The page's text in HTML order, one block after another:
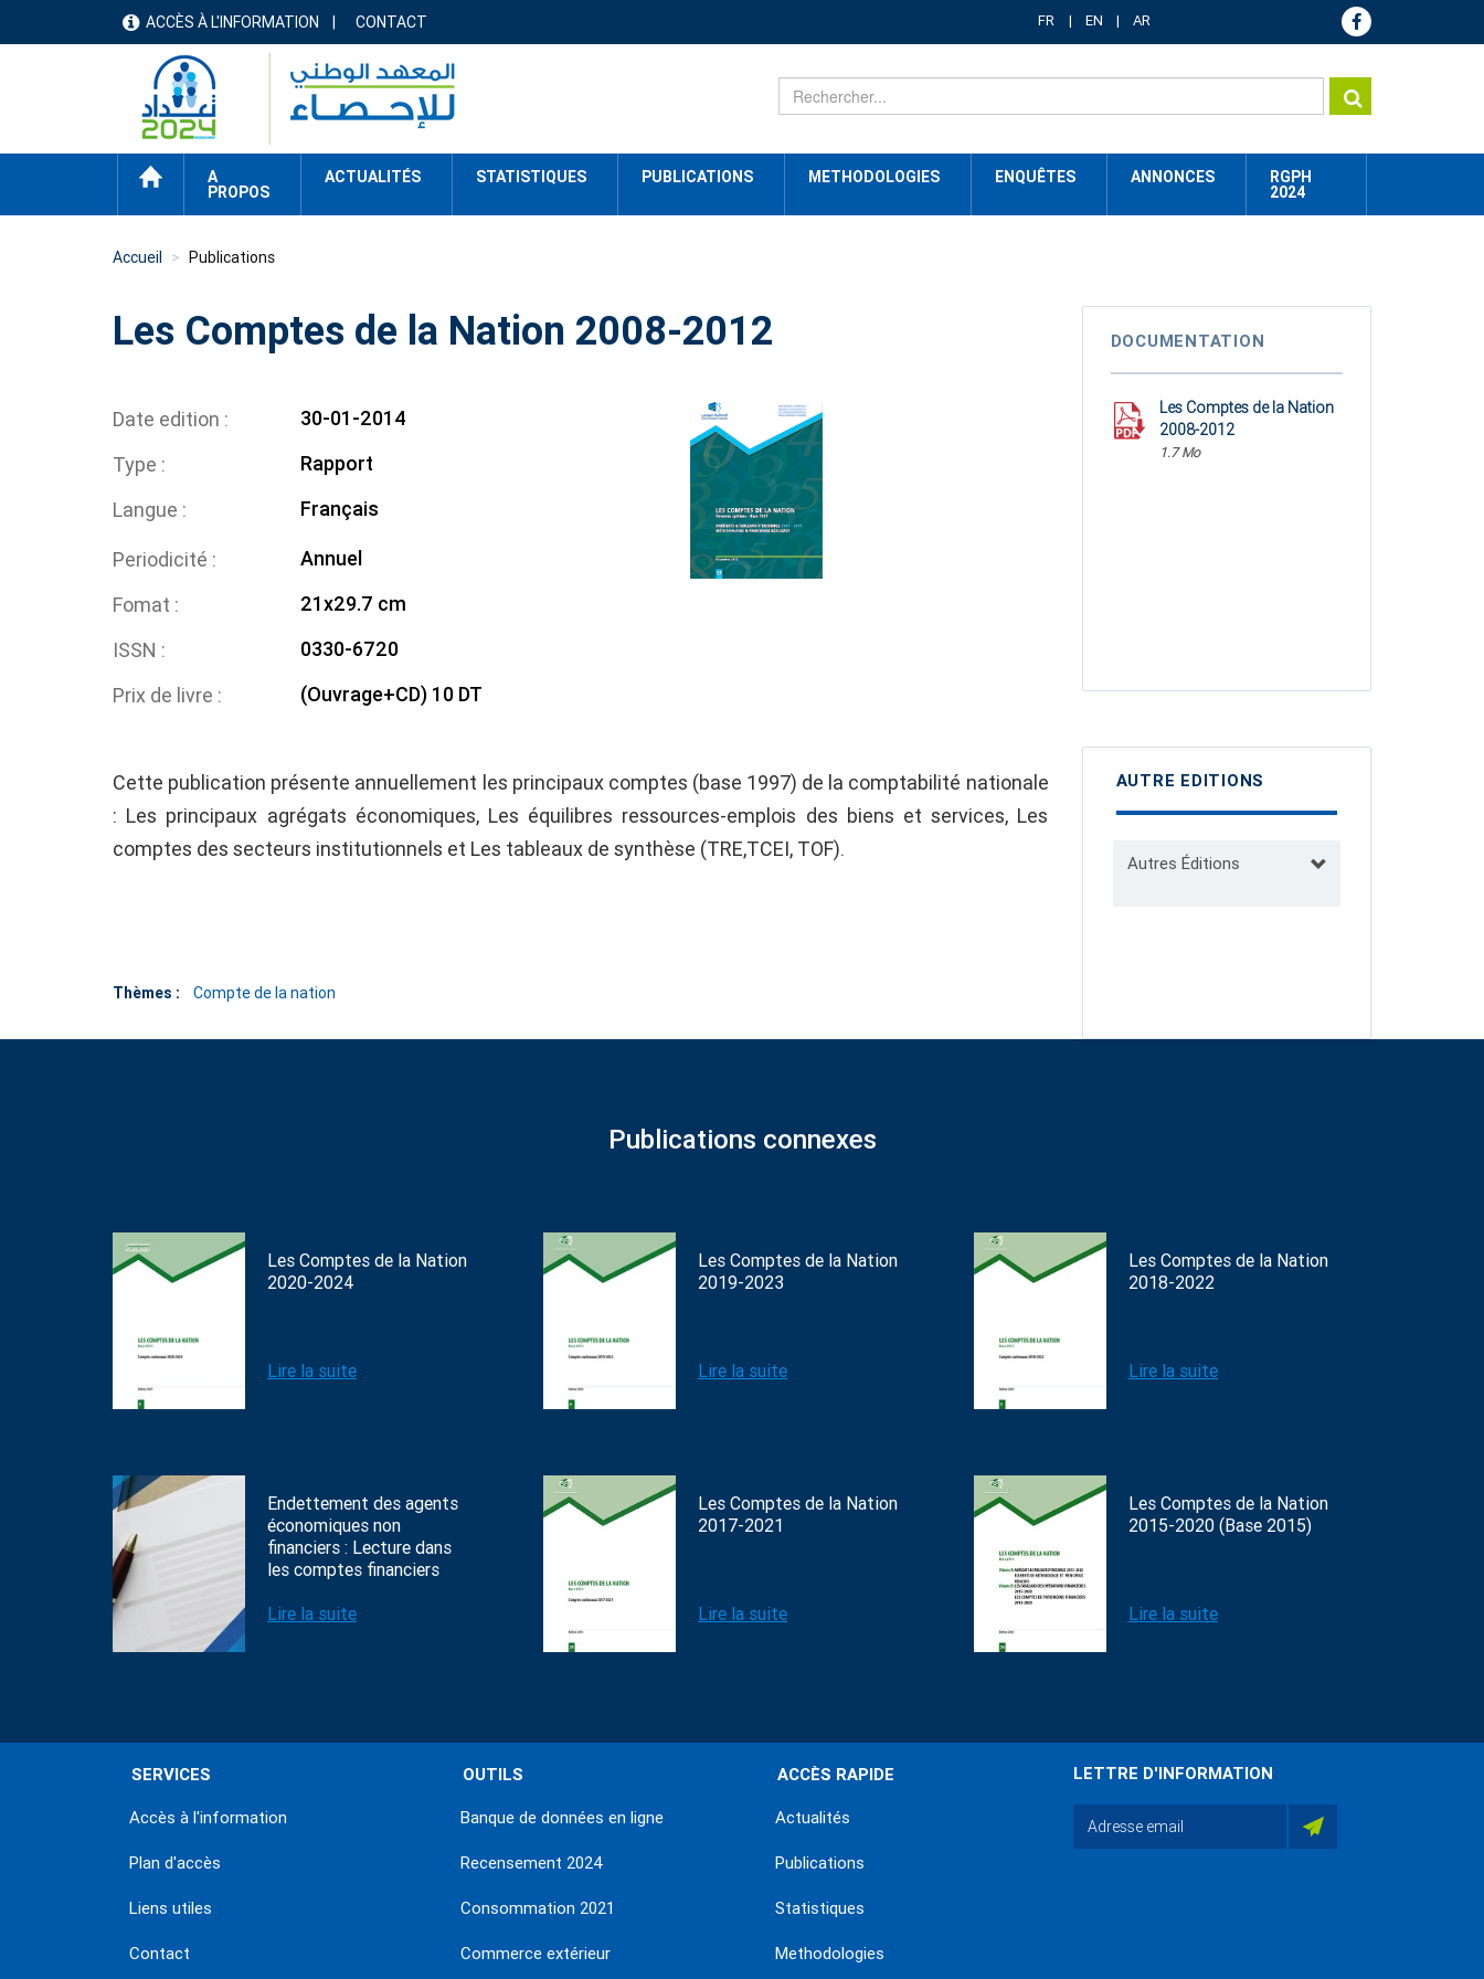
menu
header
ACCÈS À L'INFORMATION CONTACT FR EN AR
ACCUEIL
A
PROPOS
ACTUALITÉS STATISTIQUES PUBLICATIONS METHODOLOGIES ENQUÊTES ANNONCES
RGPH
2024
Accueil Publications
Les Comptes de la Nation 2008-2012
Date edition
30-01-2014
Type
Rapport
Langue
Français
Periodicité
Annuel
Fomat
21x29.7 cm
ISSN
0330-6720
Prix de livre
(Ouvrage+CD) 10 DT
Cette publication présente annuellement les principaux comptes (base 1997) de la comptabilité nationale
: Les principaux agrégats économiques, Les équilibres ressources-emplois des biens et services, Les
comptes des secteurs institutionnels et Les tableaux de synthèse (TRE,TCEI, TOF).
Thèmes : Compte de la nation
DOCUMENTATION
Les Comptes de la Nation
2008-2012
1.7 Mo
AUTRE EDITIONS
Autres Éditions
Publications connexes
Les Comptes de la Nation
2020-2024
Lire la suite
Les Comptes de la Nation
2019-2023
Lire la suite
Les Comptes de la Nation
2018-2022
Lire la suite
Endettement des agents
économiques non
financiers : Lecture dans
les comptes financiers
Lire la suite
Les Comptes de la Nation
2017-2021
Lire la suite
Les Comptes de la Nation
2015-2020 (Base 2015)
Lire la suite
SERVICES
Accès à l'information
Plan d'accès
Liens utiles
Contact
OUTILS
Banque de données en ligne
Recensement 2024
Consommation 2021
Commerce extérieur
ACCÈS RAPIDE
Actualités
Publications
Statistiques
Methodologies
LETTRE D'INFORMATION